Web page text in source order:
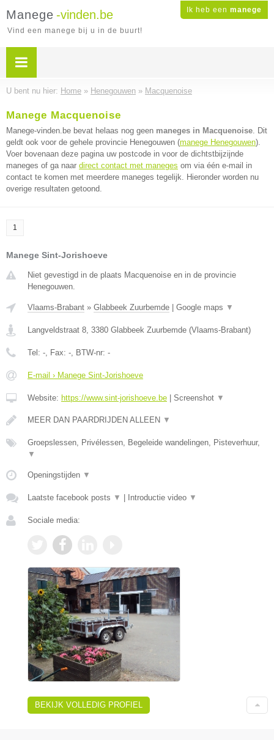
Ik heb een manege
Manege -vinden.be
Vind een manege bij u in de buurt!
U bent nu hier: Home » Henegouwen » Macquenoise
Manege Macquenoise
Manege-vinden.be bevat helaas nog geen maneges in Macquenoise. Dit
geldt ook voor de gehele provincie Henegouwen (manege Henegouwen).
Voer bovenaan deze pagina uw postcode in voor de dichtstbijzijnde
maneges of ga naar direct contact met maneges om via één e-mail in
contact te komen met meerdere maneges tegelijk. Hieronder worden nu
overige resultaten getoond.
1
Manege Sint-Jorishoeve
Niet gevestigd in de plaats Macquenoise en in de provincie
Henegouwen.
Vlaams-Brabant » Glabbeek Zuurbemde Google maps ▼
Langveldstraat 8, 3380 Glabbeek Zuurbemde (Vlaams-Brabant)
Tel: -, Fax: -, BTW-nr: -
E-mail › Manege Sint-Jorishoeve
Website: https://www.sint-jorishoeve.be Screenshot ▼
MEER DAN PAARDRIJDEN ALLEEN ▼
Groepslessen, Privélessen, Begeleide wandelingen, Pisteverhuur,
▼
Openingstijden ▼
Laatste facebook posts ▼ Introductie video ▼
Sociale media:
BEKIJK VOLLEDIG PROFIEL